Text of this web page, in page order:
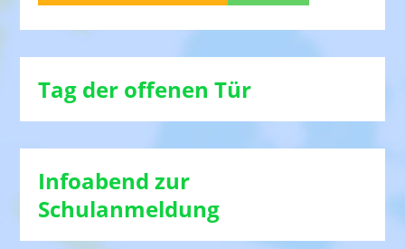
Tag der offenen Tür
Infoabend zur
Schulanmeldung